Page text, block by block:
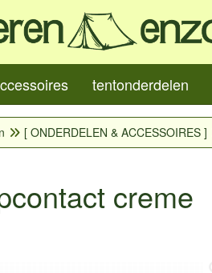
tentonderdelen
[ ONDERDELEN & ACCESSOIRES ]
creme